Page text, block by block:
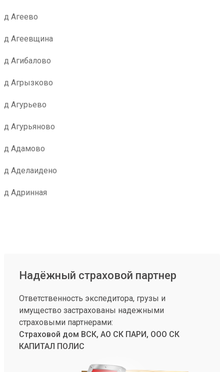
д Агеево
д Агеевщина
д Агибалово
д Агрызково
д Агурьево
д Агурьяново
д Адамово
д Аделаидено
д Адринная
Надёжный страховой партнер
Ответственность экспедитора, грузы и
имущество застрахованы надежными
страховыми партнерами:
Страховой дом ВСК, АО СК ПАРИ, ООО СК
КАПИТАЛ ПОЛИС